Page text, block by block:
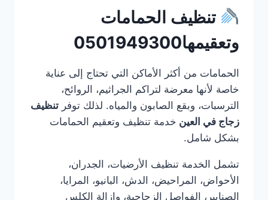
تنظيف الحمامات
وتعقيمها0501949300
الحمامات من أكثر الأماكن التي تحتاج إلى عناية
خاصة لأنها معرضة لتراكم الجراثيم، الروائح،
الترسبات، وبقع الصابون والمياه. لذلك توفر تنظيف
زجاج في العين خدمة تنظيف وتعقيم الحمامات
بشكل شامل.
تشمل الخدمة تنظيف الأرضيات، الجدران،
الأحواض، المراحيض، الدش، البانيو، المرايا،
الصنابير، الفواصل الزجاجية، وإزالة الكلس